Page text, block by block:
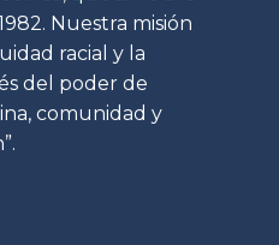
Nuestra misión
racial y la
del poder de
comunidad y